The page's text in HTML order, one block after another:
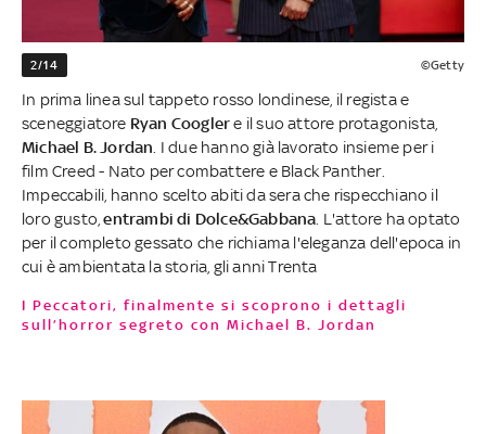
2/14 ©Getty
In prima linea sul tappeto rosso londinese, il regista e
sceneggiatore Ryan Cooglere il suo attore protagonista,
Michael B. Jordan . I due hanno già lavorato insieme per i
film Creed - Nato per combattere e Black Panther.
Impeccabili, hanno scelto abiti da sera che rispecchiano il
loro gusto, entrambi di Dolce&Gabbana . L'attore ha optato
per il completo gessato che richiama l'eleganza dell'epoca in
cui è ambientata la storia, gli anni Trenta
I Peccatori, finalmente si scoprono i dettagli
sull’horror segreto con Michael B. Jordan